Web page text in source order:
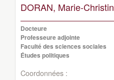
DORAN, Marie-
Docteure
Professeure adjointe
Faculté des sciences sociales
Études politiques
Coordonnées :